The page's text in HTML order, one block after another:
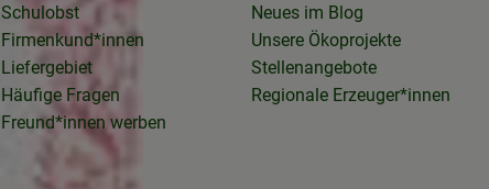
Schulobst
Firmenkund*innen
Liefergebiet
Häufige Fragen
Freund*innen werben
Neues im Blog
Unsere Ökoprojekte
Stellenangebote
Regionale Erzeuger*innen